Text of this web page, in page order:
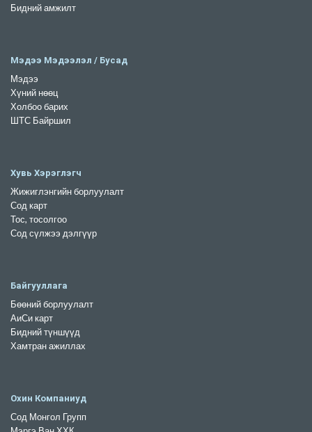
Бидний амжилт
Мэдээ Мэдээлэл / Бусад
Мэдээ
Хүний нөөц
Холбоо барих
ШТС Байршил
Хувь Хэрэглэгч
Жижиглэнгийн борлуулалт
Сод карт
Тос, тосолгоо
Сод сүлжээ дэлгүүр
Байгууллага
Бөөний борлуулалт
АиСи карт
Бидний түншүүд
Хамтран ажиллах
Охин Компаниуд
Сод Монгол Групп